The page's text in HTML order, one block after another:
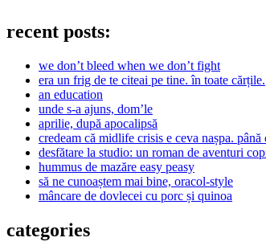
recent posts:
we don’t bleed when we don’t fight
era un frig de te citeai pe tine. în toate cărțile.
an education
unde s-a ajuns, dom’le
aprilie, după apocalipsă
credeam că midlife crisis e ceva nașpa. până
desfătare la studio: un roman de aventuri
hummus de mazăre easy peasy
să ne cunoaștem mai bine, oracol-style
mâncare de dovlecei cu porc și quinoa
categories